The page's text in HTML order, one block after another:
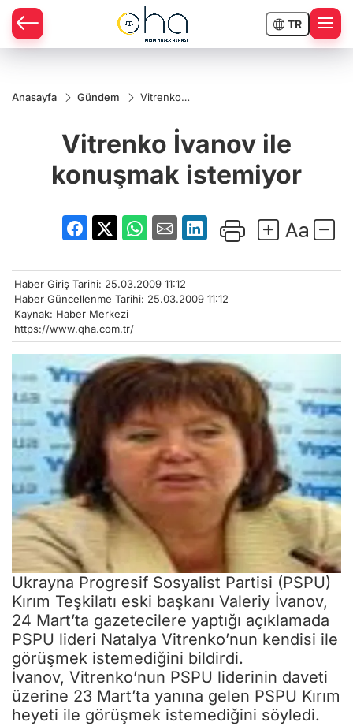
TR
Anasayfa Gündem
Vitrenko
istemiyor
Vitrenko İvanov ile
konuşmak istemiyor
Haber Giriş Tarihi: 25.03.2009 11:12
Haber Güncellenme Tarihi: 25.03.2009 11:12
Kaynak: Haber Merkezi
https://www.qha.com.tr/
Ukrayna Progresif Sosyalist Partisi (PSPU)
Kırım Teşkilatı eski başkanı Valeriy İvanov,
24 Mart’ta gazetecilere yaptığı açıklamada
PSPU lideri Natalya Vitrenko’nun kendisi ile
görüşmek istemediğini bildirdi.
İvanov, Vitrenko’nun PSPU liderinin daveti
üzerine 23 Mart’ta yanına gelen PSPU Kırım
heyeti ile görüşmek istemediğini söyledi.